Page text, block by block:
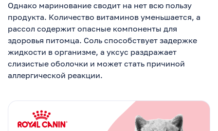
Однако маринование сводит на нет всю пользу
продукта. Количество витаминов уменьшается, а
рассол содержит опасные компоненты для
здоровья питомца. Соль способствует задержке
жидкости в организме, а уксус раздражает
слизистые оболочки и может стать причиной
аллергической реакции.